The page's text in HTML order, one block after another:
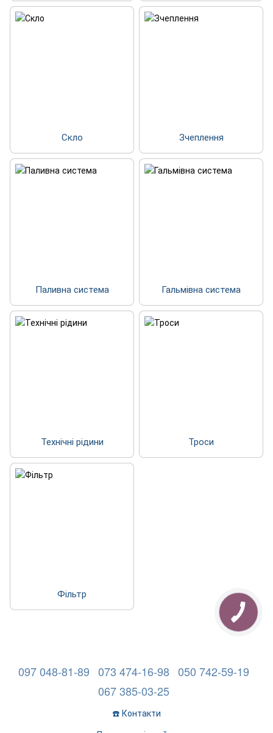
Скло Зчеплення
Паливна система Гальмівна система
Технічні рідини Троси
Фільтр
097 048-81-89 073 474-16-98 050 742-59-19
067 385-03-25
☎️ Контакти